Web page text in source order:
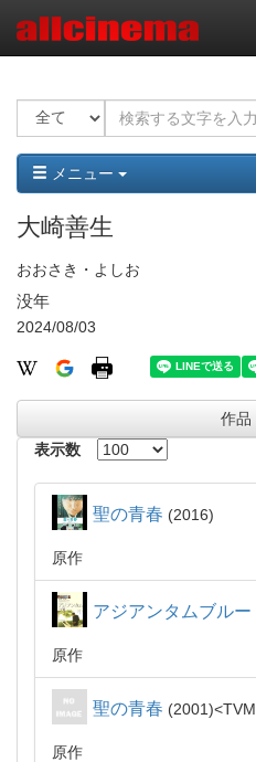
メニュー
大崎善生
おおさき・よしお
没年
2024/08/03
作品
表示数
聖の青春 2016
原作
アジアンタムブルー
原作
聖の青春 2001 TVM
原作